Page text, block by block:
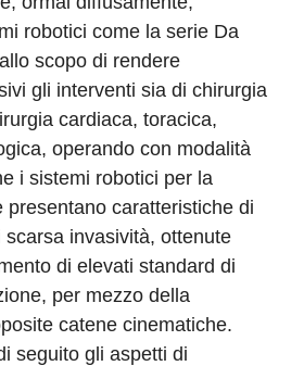
robotici come la serie Da
scopo di rendere
gli interventi sia di chirurgia
cardiaca, toracica,
operando con modalità
i sistemi robotici per la
presentano caratteristiche di
invasività, ottenute
di elevati standard di
per mezzo della
catene cinematiche.
seguito gli aspetti di